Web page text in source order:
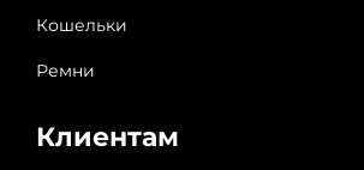
Кошельки
Ремни
Клиентам